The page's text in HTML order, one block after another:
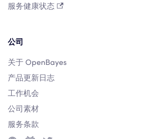
服务健康状态
公司
关于 OpenBayes
产品更新日志
工作机会
公司素材
服务条款